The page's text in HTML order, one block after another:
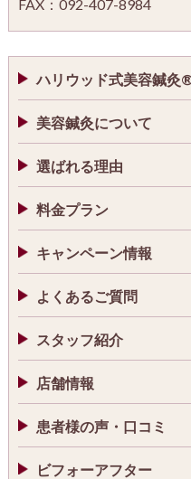
FAX：092-407-8984
ハリウッド式美容鍼灸
美容鍼灸について
選ばれる理由
料金プラン
キャンペーン情報
よくあるご質問
スタッフ紹介
店舗情報
患者様の声・口コミ
ビフォーアフター